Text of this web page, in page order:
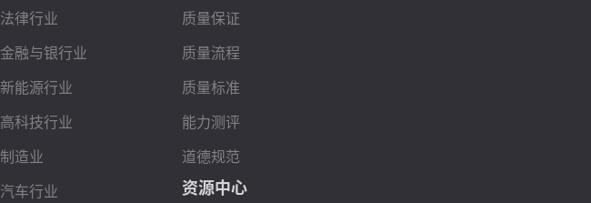
法律行业
金融与银行业
新能源行业
高科技行业
制造业
汽车行业
质量保证
质量流程
质量标准
能力测评
道德规范
资源中心